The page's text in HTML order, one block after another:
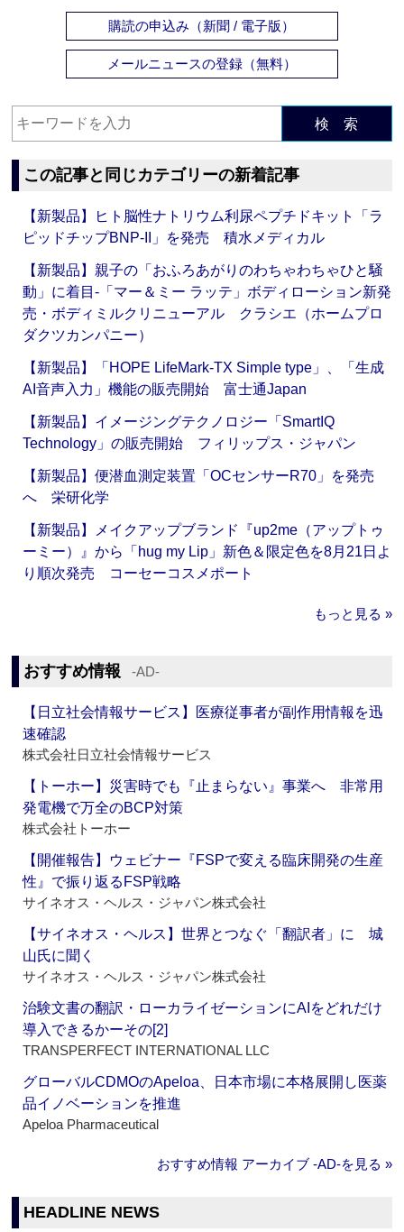
購読の申込み（新聞 / 電子版）
メールニュースの登録（無料）
検 索
この記事と同じカテゴリーの新着記事
【新製品】ヒト脳性ナトリウム利尿ペプチドキット「ラ
ピッドチップBNP-II」を発売 積水メディカル
【新製品】親子の「おふろあがりのわちゃわちゃひと騒
動」に着目‐「マー＆ミー ラッテ」ボディローション新発
売・ボディミルクリニューアル クラシエ（ホームプロ
ダクツカンパニー）
【新製品】「HOPE LifeMark-TX Simple type」、「生成
AI音声入力」機能の販売開始 富士通Japan
【新製品】イメージングテクノロジー「SmartIQ
Technology」の販売開始 フィリップス・ジャパン
【新製品】便潜血測定装置「OCセンサーR70」を発売
へ 栄研化学
【新製品】メイクアップブランド『up2me（アップトゥ
ーミー）』から「hug my Lip」新色＆限定色を8月21日よ
り順次発売 コーセーコスメポート
もっと見る »
おすすめ情報 ‐AD‐
【日立社会情報サービス】医療従事者が副作用情報を迅
速確認
株式会社日立社会情報サービス
【トーホー】災害時でも『止まらない』事業へ 非常用
発電機で万全のBCP対策
株式会社トーホー
【開催報告】ウェビナー『FSPで変える臨床開発の生産
性』で振り返るFSP戦略
サイネオス・ヘルス・ジャパン株式会社
【サイネオス・ヘルス】世界とつなぐ「翻訳者」に 城
山氏に聞く
サイネオス・ヘルス・ジャパン株式会社
治験文書の翻訳・ローカライゼーションにAIをどれだけ
導入できるかーその[2]
TRANSPERFECT INTERNATIONAL LLC
グローバルCDMOのApeloa、日本市場に本格展開し医薬
品イノベーションを推進
Apeloa Pharmaceutical
おすすめ情報 アーカイブ ‐AD‐を見る »
HEADLINE NEWS